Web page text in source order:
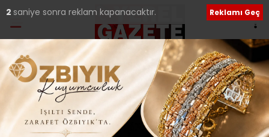
Ana Sayfa›Güncel
1 saniye sonra reklam kapanacaktır. Reklamı Geç